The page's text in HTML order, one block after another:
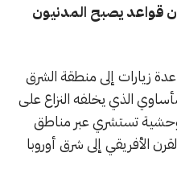
قواعد يصبح المدنيون
زيارات إلى منطقة الشرق
الذي يخلفه النزاع على
تستشري عبر مناطق
الأفريقي إلى شرق أوروبا